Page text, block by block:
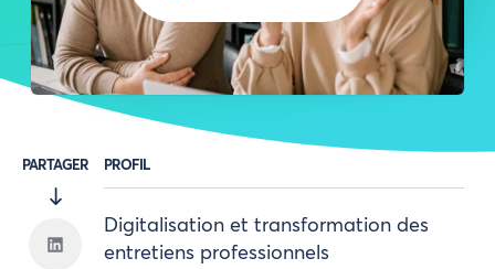
PARTAGER PROFIL
Digitalisation et transformation des
entretiens professionnels